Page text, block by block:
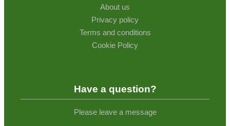
About us
Privacy policy
Terms and conditions
Cookie Policy
Have a question?
Please leave a message